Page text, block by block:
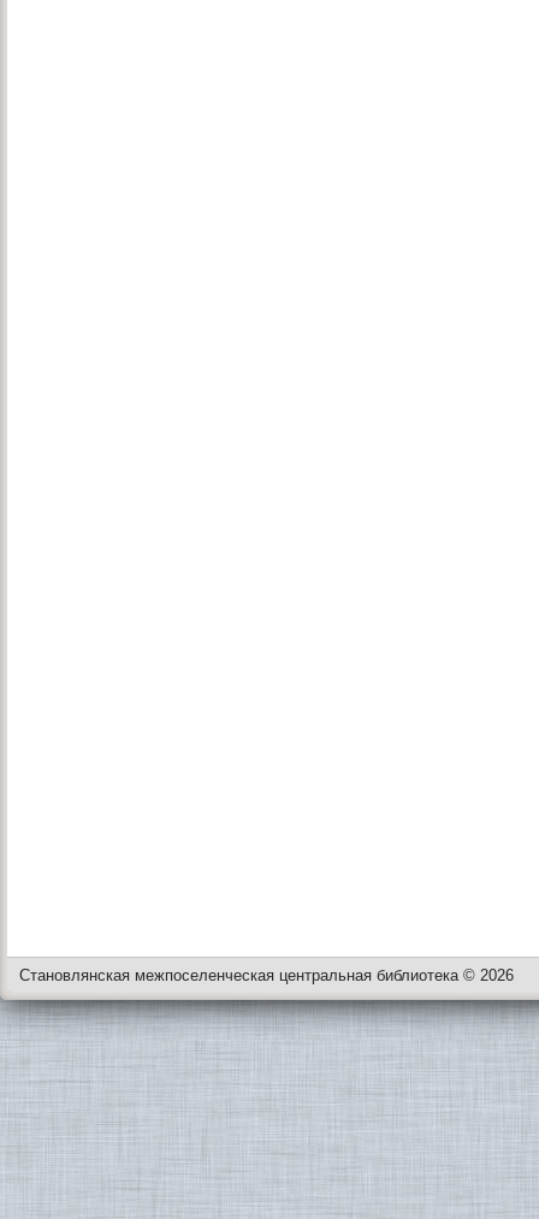
Становлянская межпоселенческая центральная библиотека © 2026